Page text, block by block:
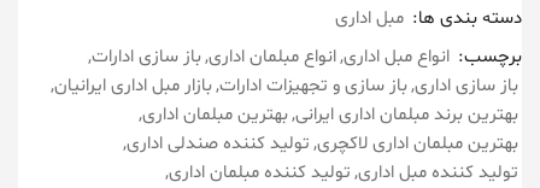
دسته بندی ها: مبل اداری
برچسب: انواع مبل اداری انواع مبلمان اداری باز سازی ادارات
باز سازی اداری باز سازی و تجهیزات ادارات بازار مبل اداری ایرانیان
بهترین برند مبلمان اداری ایرانی بهترین مبلمان اداری
بهترین مبلمان اداری لاکچری تولید کننده صندلی اداری
تولید کننده مبل اداری تولید کننده مبلمان اداری